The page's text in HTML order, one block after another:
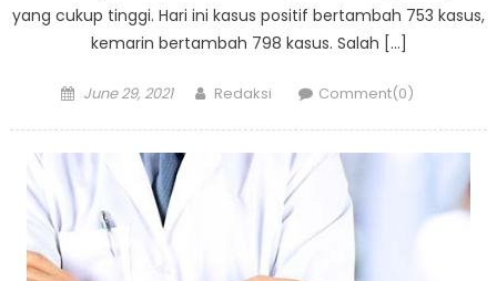
yang cukup tinggi. Hari ini kasus positif bertambah 753 kasus,
kemarin bertambah 798 kasus. Salah […]
Posted
June 29, 2021 Author
Redaksi Comment(0)